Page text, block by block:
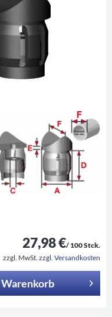
27,98 €/ 100 Stck.
zzgl. MwSt. zzgl. Versandkosten
Warenkorb